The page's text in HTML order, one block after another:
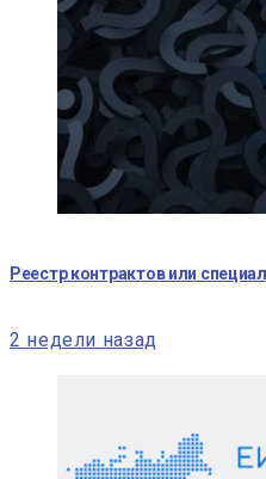
Реестр контрактов или
2 недели назад